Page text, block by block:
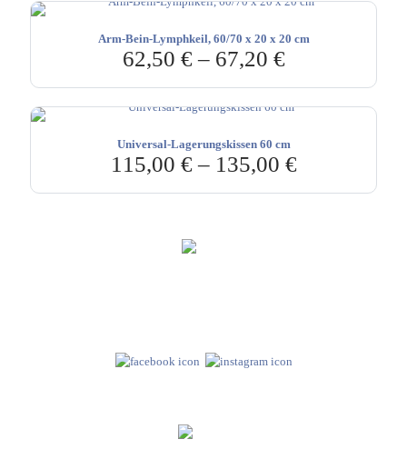
Arm-Bein-Lymphkeil, 60/70 x 20 x 20 cm
62,50 €– 67,20 €
Universal-Lagerungskissen 60 cm
115,00 €– 135,00 €